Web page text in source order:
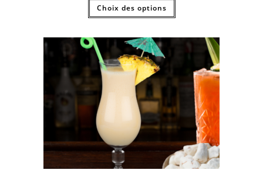
Choix des options